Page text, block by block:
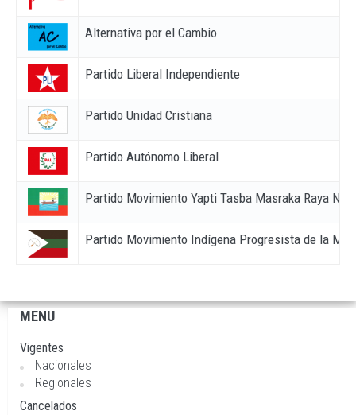
Alternativa por el Cambio
Partido Liberal Independiente
Partido Unidad Cristiana
Partido Autónomo Liberal
Partido Movimiento Yapti Tasba Masraka Raya Nani
Partido Movimiento Indígena Progresista de la
Navegación
principal
MENU
Vigentes
Nacionales
Regionales
Cancelados